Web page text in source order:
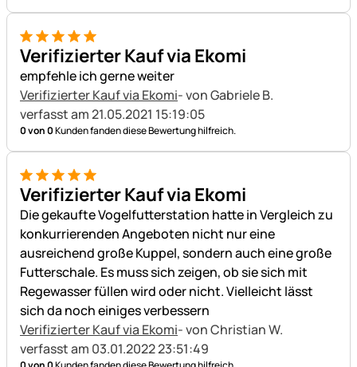
5 von 5
Verifizierter Kauf via Ekomi
empfehle ich gerne weiter
Verifizierter Kauf via Ekomi- von Gabriele B.
verfasst am 21.05.2021 15:19:05
0 von 0Kunden fanden diese Bewertung hilfreich.
5 von 5
Verifizierter Kauf via Ekomi
Die gekaufte Vogelfutterstation hatte in Vergleich zu
konkurrierenden Angeboten nicht nur eine
ausreichend große Kuppel, sondern auch eine große
Futterschale. Es muss sich zeigen, ob sie sich mit
Regewasser füllen wird oder nicht. Vielleicht lässt
sich da noch einiges verbessern
Verifizierter Kauf via Ekomi- von Christian W.
verfasst am 03.01.2022 23:51:49